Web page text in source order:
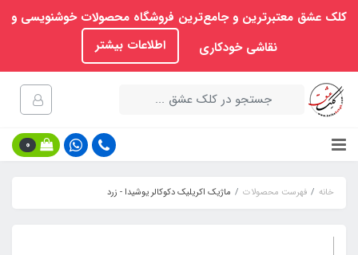
کلک عشق معتبرترین و جامع‌ترین فروشگاه محصولات خوشنویسی و
نقاشی خودکاری
اطلاعات بیشتر
0
خانه فهرست محصولات ماژیک اکریلیک دکوکالر یوشیدا - زرد